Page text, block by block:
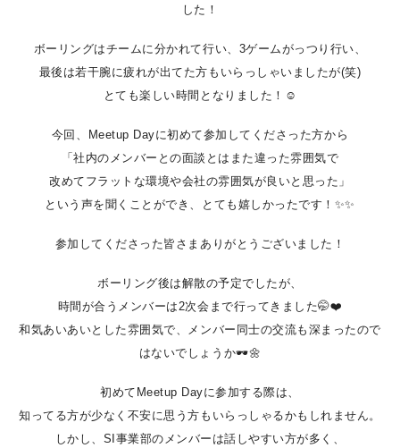
した！
ボーリングはチームに分かれて行い、3ゲームがっつり行い、
最後は若干腕に疲れが出てた方もいらっしゃいましたが(笑)
とても楽しい時間となりました！☺️
今回、Meetup Dayに初めて参加してくださった方から
「社内のメンバーとの面談とはまた違った雰囲気で
改めてフラットな環境や会社の雰囲気が良いと思った」
という声を聞くことができ、とても嬉しかったです！✨✨
参加してくださった皆さまありがとうございました！
ボーリング後は解散の予定でしたが、
時間が合うメンバーは2次会まで行ってきました🤭❤️
和気あいあいとした雰囲気で、メンバー同士の交流も深まったので
はないでしょうか🕶️🌼
初めてMeetup Dayに参加する際は、
知ってる方が少なく不安に思う方もいらっしゃるかもしれません。
しかし、SI事業部のメンバーは話しやすい方が多く、